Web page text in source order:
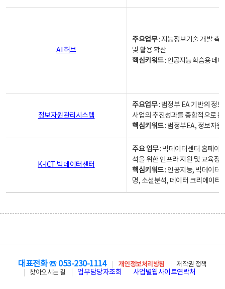
AI 허브
주요업무: 지능정보기술 개발 촉
및 활용 확산
핵심키워드: 인공지능 학습용 데
정보자원관리시스템
주요업무: 범정부 EA 기반의 정
사업의 추진성과를 종합적으로
핵심키워드: 범정부EA, 정보자
K-ICT 빅데이터센터
주요 업무: 빅데이터센터 홈페이
석을 위한 인프라 지원 및 교육정
핵심키워드: 인공지능, 빅데이터,
명, 소셜분석, 데이터 크리에이터
대표전화 ☏ 053-230-1114 개인정보처리방침
저작권 정책
찾아오시는 길
업무담당자조회 사업별웹사이트연락처